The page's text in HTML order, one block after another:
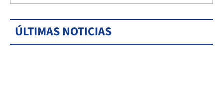
ÚLTIMAS NOTICIAS